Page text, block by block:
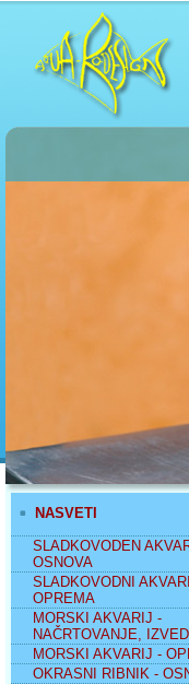
NASVETI
SLADKOVODEN
OSNOVA
SLADKOVODNI
OPREMA
MORSKI AKVARIJ -
NAČRTOVANJE,
MORSKI AKVARIJ -
OKRASNI RIBNIK -